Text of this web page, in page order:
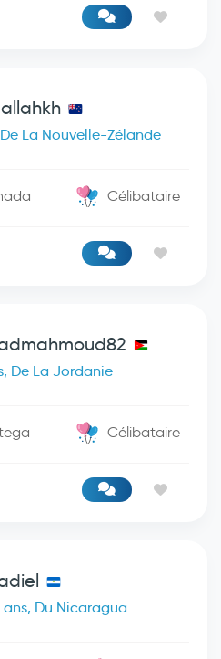
La Nouvelle-Zélande
Célibataire
De La Jordanie
Célibataire
ans, Du Nicaragua